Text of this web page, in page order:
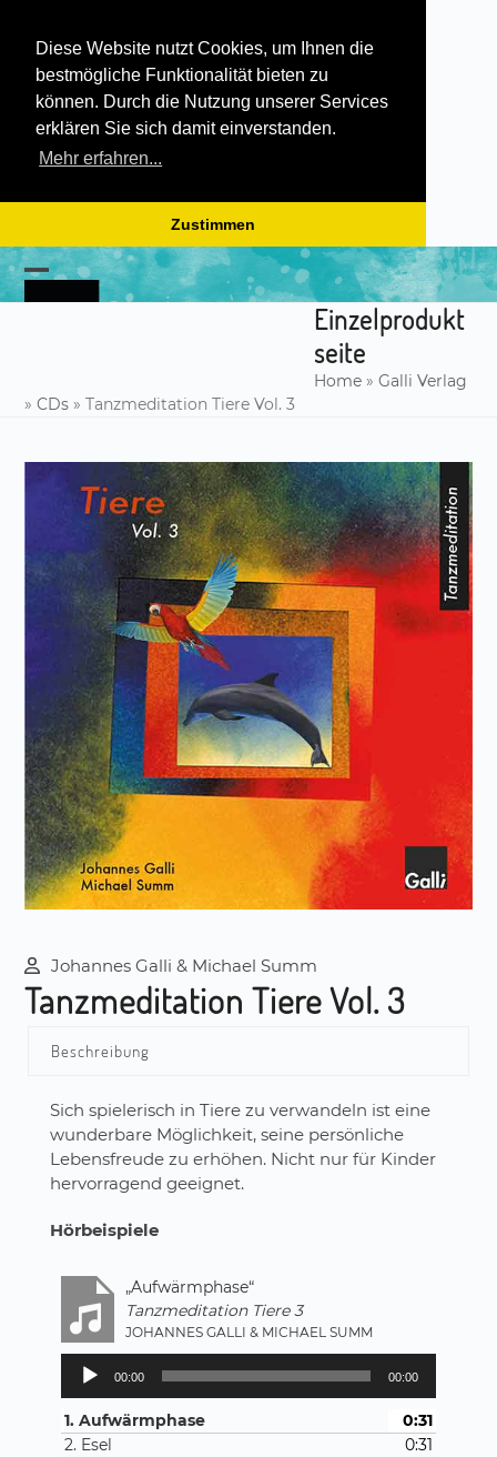
Diese Website nutzt Cookies, um Ihnen die
bestmögliche Funktionalität bieten zu
können. Durch die Nutzung unserer Services
erklären Sie sich damit einverstanden.
Mehr erfahren...
Zustimmen
Skip
to
content
Open
Close
Einzelprodukt
seite
Home» Galli Verlag
»CDs »Tanzmeditation Tiere Vol. 3
Johannes Galli & Michael Summ
Tanzmeditation Tiere Vol. 3
Beschreibung
Sich spielerisch in Tiere zu verwandeln ist eine
wunderbare Möglichkeit, seine persönliche
Lebensfreude zu erhöhen. Nicht nur für Kinder
hervorragend geeignet.
Hörbeispiele
„Aufwärmphase“
Tanzmeditation Tiere 3
JOHANNES GALLI & MICHAEL SUMM
Audio-
Player
00:00 00:00
1. Aufwärmphase
0:31
2. Esel
0:31